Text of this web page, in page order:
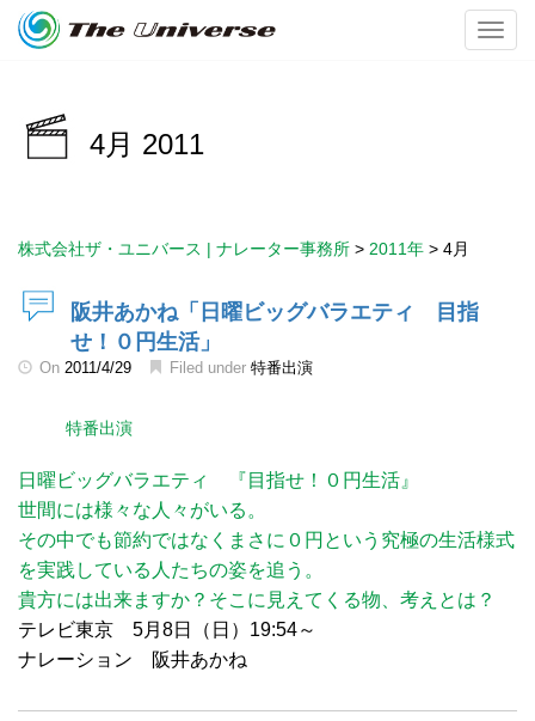
4月 2011
株式会社ザ・ユニバース | ナレーター事務所 > 2011年 > 4月
阪井あかね「日曜ビッグバラエティ 目指
せ！０円生活」
On 2011/4/29 Filed under 特番出演
特番出演
日曜ビッグバラエティ 『目指せ！０円生活』
世間には様々な人々がいる。
その中でも節約ではなくまさに０円という究極の生活様式
を実践している人たちの姿を追う。
貴方には出来ますか？そこに見えてくる物、考えとは？
テレビ東京 5月8日（日）19:54～
ナレーション 阪井あかね